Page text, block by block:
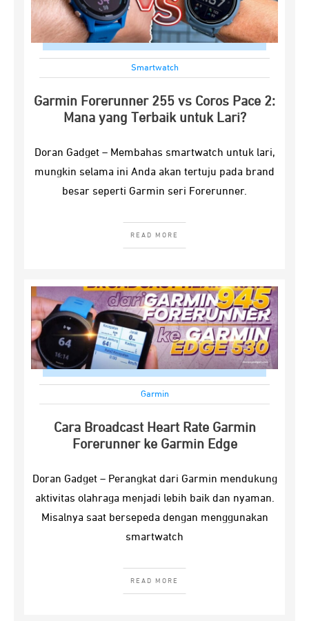
Smartwatch
Garmin Forerunner 255 vs Coros Pace 2:
Mana yang Terbaik untuk Lari?
Doran Gadget – Membahas smartwatch untuk lari,
mungkin selama ini Anda akan tertuju pada brand
besar seperti Garmin seri Forerunner.
READ MORE
Garmin
Cara Broadcast Heart Rate Garmin
Forerunner ke Garmin Edge
Doran Gadget – Perangkat dari Garmin mendukung
aktivitas olahraga menjadi lebih baik dan nyaman.
Misalnya saat bersepeda dengan menggunakan
smartwatch
READ MORE